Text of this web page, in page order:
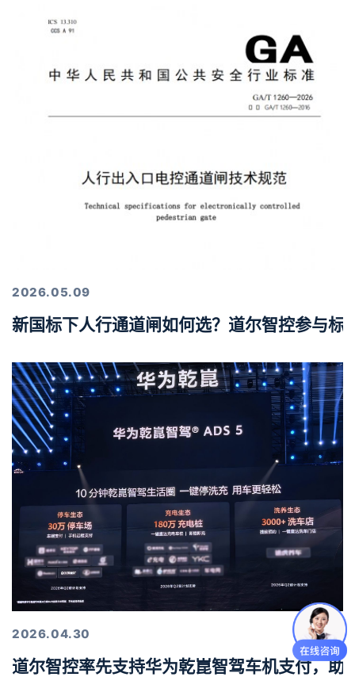
2026.05.09
新国标下人行通道闸如何选？道尔智控参与标
2026.04.30
道尔智控率先支持华为乾崑智驾车机支付，助